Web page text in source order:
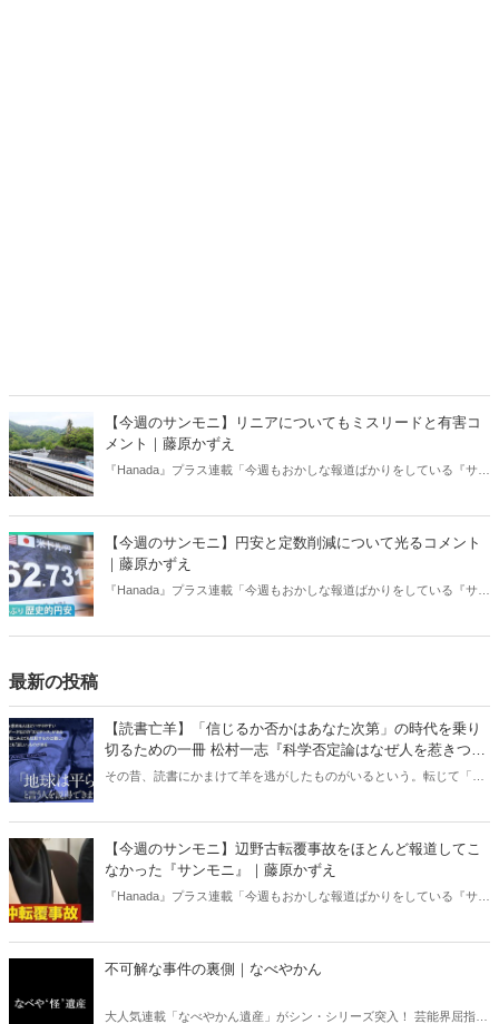
【今週のサンモニ】リニアについてもミスリードと有害コ
メント｜藤原かずえ
『Hanada』プラス連載「今週もおかしな報道ばかりをしている『サン
【今週のサンモニ】円安と定数削減について光るコメント
｜藤原かずえ
『Hanada』プラス連載「今週もおかしな報道ばかりをしている『サン
最新の投稿
【読書亡羊】「信じるか否かはあなた次第」の時代を乗り
切るための一冊 松村一志『科学否定論はなぜ人を惹きつけ
るのか』（ちくま新書）｜梶原麻衣子
その昔、読書にかまけて羊を逃がしたものがいるという。転じて「読
ある。元月刊『Hanada』編集部員のライター・梶原がお送りする時事
書評！
【今週のサンモニ】辺野古転覆事故をほとんど報道してこ
なかった『サンモニ』｜藤原かずえ
『Hanada』プラス連載「今週もおかしな報道ばかりをしている『サン
不可解な事件の裏側｜なべやかん
大人気連載「なべやかん遺産」がシン・シリーズ突入！ 芸能界屈指の